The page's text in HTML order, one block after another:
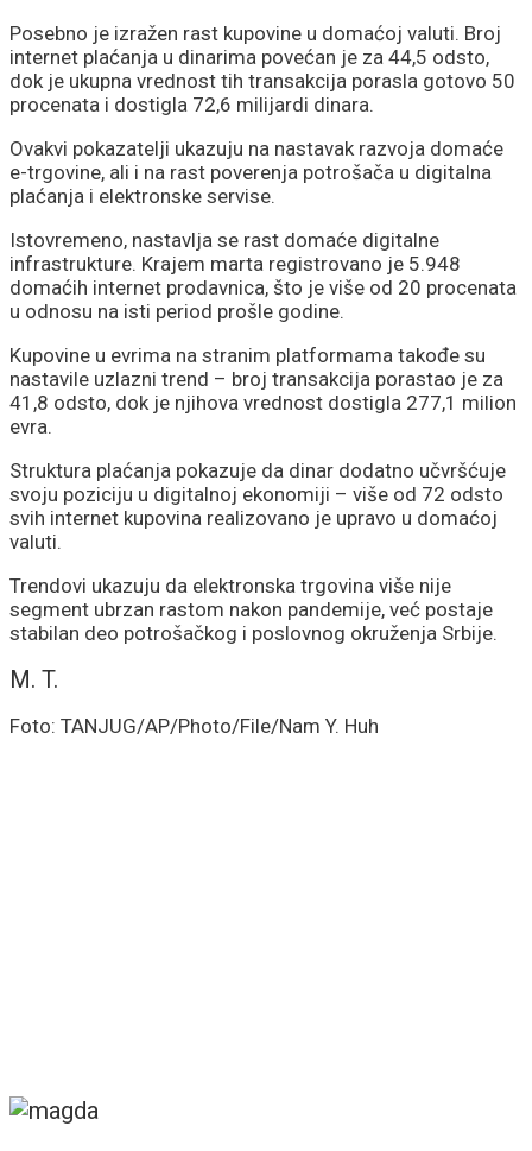
Posebno je izražen rast kupovine u domaćoj valuti. Broj
internet plaćanja u dinarima povećan je za 44,5 odsto,
dok je ukupna vrednost tih transakcija porasla gotovo 50
procenata i dostigla 72,6 milijardi dinara.
Ovakvi pokazatelji ukazuju na nastavak razvoja domaće
e-trgovine, ali i na rast poverenja potrošača u digitalna
plaćanja i elektronske servise.
Istovremeno, nastavlja se rast domaće digitalne
infrastrukture. Krajem marta registrovano je 5.948
domaćih internet prodavnica, što je više od 20 procenata
u odnosu na isti period prošle godine.
Kupovine u evrima na stranim platformama takođe su
nastavile uzlazni trend – broj transakcija porastao je za
41,8 odsto, dok je njihova vrednost dostigla 277,1 milion
evra.
Struktura plaćanja pokazuje da dinar dodatno učvršćuje
svoju poziciju u digitalnoj ekonomiji – više od 72 odsto
svih internet kupovina realizovano je upravo u domaćoj
valuti.
Trendovi ukazuju da elektronska trgovina više nije
segment ubrzan rastom nakon pandemije, već postaje
stabilan deo potrošačkog i poslovnog okruženja Srbije.
M. T.
Foto: TANJUG/AP/Photo/File/Nam Y. Huh